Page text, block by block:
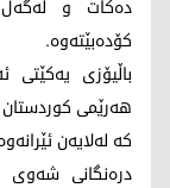
دەکات و
کۆدەبێتەوە.
باڵیۆزی یەکێتی
هەرێمی
کە لەلایەن